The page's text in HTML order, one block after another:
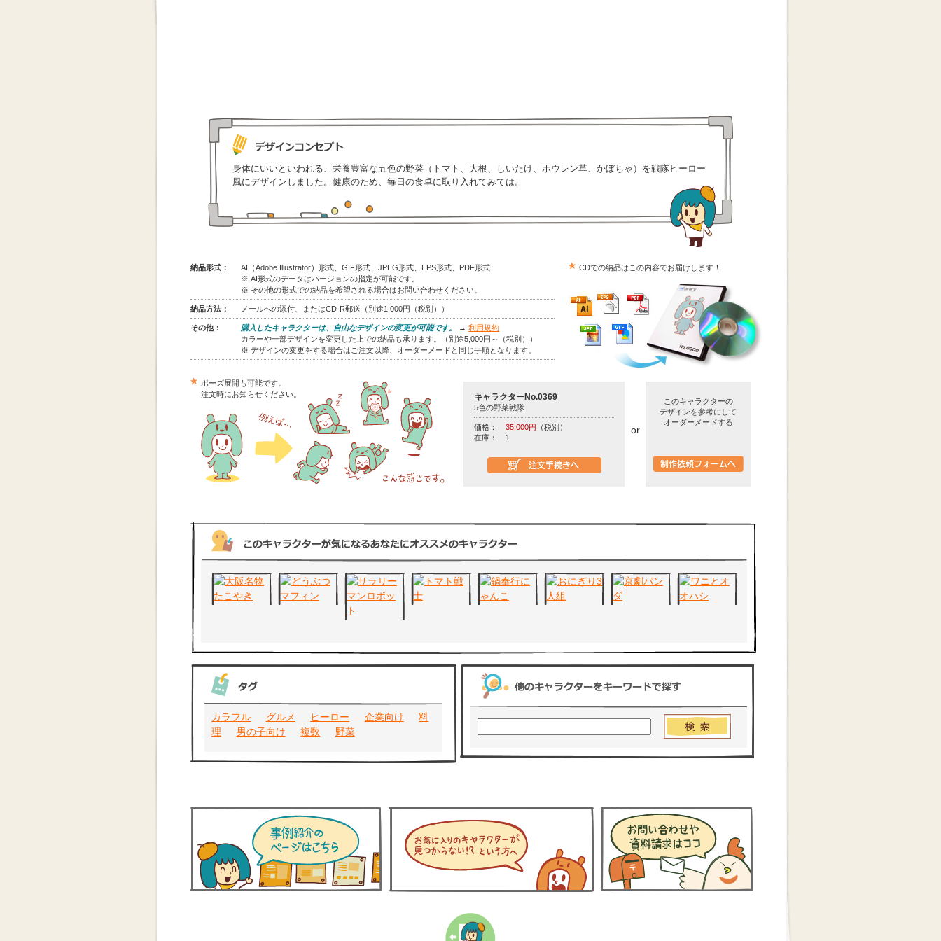
身体にいいといわれる、栄養豊富な五色の野菜（トマト、大根、しいたけ、ホウレン草、かぼちゃ）を戦隊ヒーロー
風にデザインしました。健康のため、毎日の食卓に取り入れてみては。
納品形式：
AI（Adobe Illustrator）形式、GIF形式、JPEG形式、EPS形式、PDF形式
※ AI形式のデータはバージョンの指定が可能です。
※ その他の形式での納品を希望される場合はお問い合わせください。
納品方法： メールへの添付、またはCD-R郵送（別途1,000円（税別））
その他： 購入したキャラクターは、自由なデザインの変更が可能です。 →利用規約
カラーや一部デザインを変更した上での納品も承ります。（別途5,000円～（税別））
※ デザインの変更をする場合はご注文以降、オーダーメードと同じ手順となります。
CDでの納品はこの内容でお届けします！
ポーズ展開も可能です。
注文時にお知らせください。
キャラクターNo.0369
5色の野菜戦隊
価格： 35,000円 （税別）
在庫：
1
or
このキャラクターの
デザインを参考にして
オーダーメードする
カラフル グルメ ヒーロー 企業向け
料
理
男の子向け 複数 野菜